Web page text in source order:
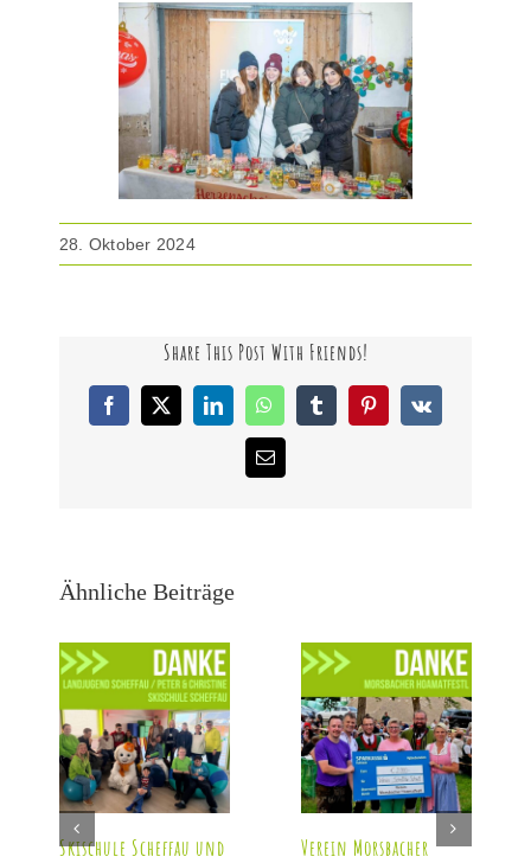
28. Oktober 2024
Share This Post With Friends!
Facebook
X LinkedInWhatsAppTumblrPinterest
Vk
E-
Mail
Ähnliche Beiträge
Skischule Scheffau und Verein Morsbacher